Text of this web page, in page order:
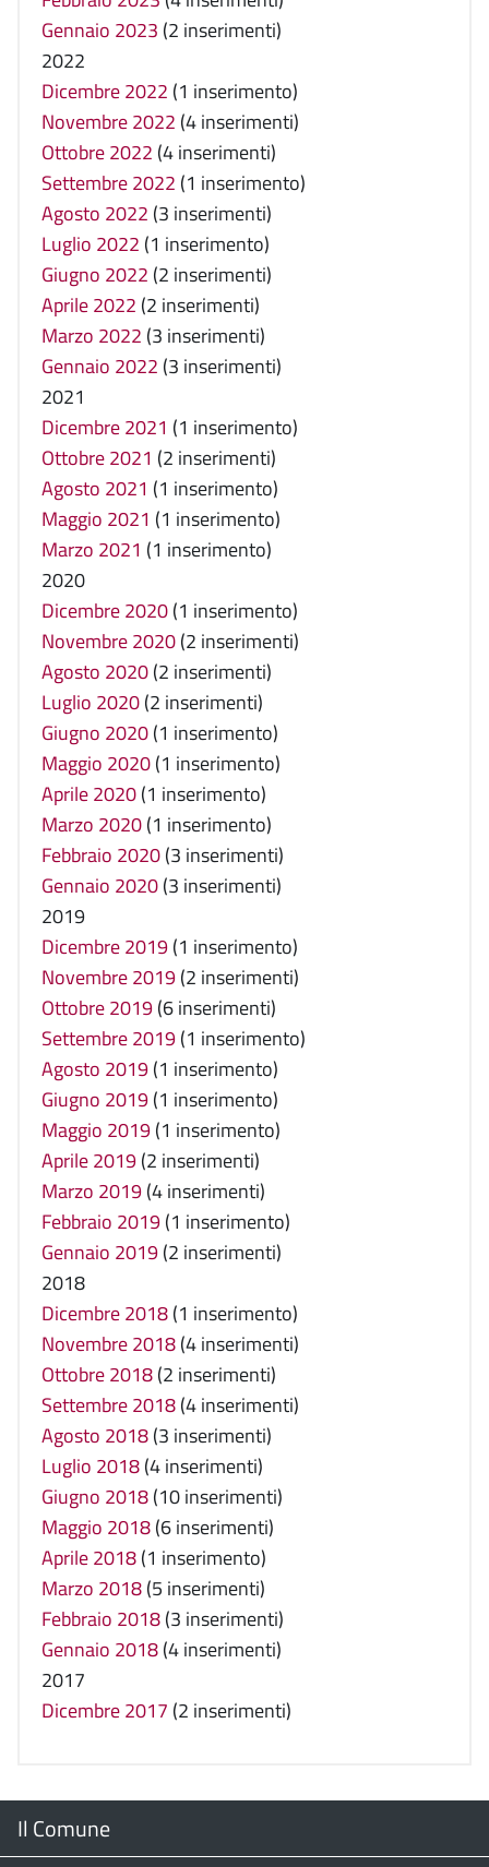
Gennaio 2023 (2 inserimenti)
2022
Dicembre 2022 (1 inserimento)
Novembre 2022 (4 inserimenti)
Ottobre 2022 (4 inserimenti)
Settembre 2022 (1 inserimento)
Agosto 2022 (3 inserimenti)
Luglio 2022 (1 inserimento)
Giugno 2022 (2 inserimenti)
Aprile 2022 (2 inserimenti)
Marzo 2022 (3 inserimenti)
Gennaio 2022 (3 inserimenti)
2021
Dicembre 2021 (1 inserimento)
Ottobre 2021 (2 inserimenti)
Agosto 2021 (1 inserimento)
Maggio 2021 (1 inserimento)
Marzo 2021 (1 inserimento)
2020
Dicembre 2020(1 inserimento)
Novembre 2020(2 inserimenti)
Agosto 2020(2 inserimenti)
Luglio 2020(2 inserimenti)
Giugno 2020(1 inserimento)
Maggio 2020(1 inserimento)
Aprile 2020(1 inserimento)
Marzo 2020(1 inserimento)
Febbraio 2020(3 inserimenti)
Gennaio 2020(3 inserimenti)
2019
Dicembre 2019(1 inserimento)
Novembre 2019(2 inserimenti)
Ottobre 2019(6 inserimenti)
Settembre 2019(1 inserimento)
Agosto 2019(1 inserimento)
Giugno 2019(1 inserimento)
Maggio 2019(1 inserimento)
Aprile 2019(2 inserimenti)
Marzo 2019(4 inserimenti)
Febbraio 2019(1 inserimento)
Gennaio 2019(2 inserimenti)
2018
Dicembre 2018(1 inserimento)
Novembre 2018(4 inserimenti)
Ottobre 2018(2 inserimenti)
Settembre 2018(4 inserimenti)
Agosto 2018(3 inserimenti)
Luglio 2018(4 inserimenti)
Giugno 2018(10 inserimenti)
Maggio 2018(6 inserimenti)
Aprile 2018(1 inserimento)
Marzo 2018(5 inserimenti)
Febbraio 2018(3 inserimenti)
Gennaio 2018(4 inserimenti)
2017
Dicembre 2017 (2 inserimenti)
Menu
Il Comune